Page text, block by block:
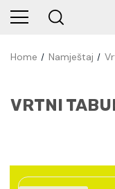
Home Namještaj
VRTNI